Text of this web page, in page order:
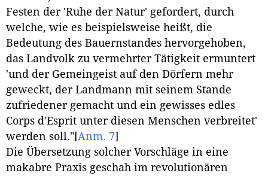
Festen der 'Ruhe der Natur' gefordert, durch
welche, wie es beispielsweise heißt, die
Bedeutung des Bauernstandes hervorgehoben,
das Landvolk zu vermehrter Tätigkeit ermuntert
'und der Gemeingeist auf den Dörfern mehr
geweckt, der Landmann mit seinem Stande
zufriedener gemacht und ein gewisses edles
Corps d'Esprit unter diesen Menschen verbreitet'
werden soll."[Anm. 7]
Die Übersetzung solcher Vorschläge in eine
makabre Praxis geschah im revolutionären